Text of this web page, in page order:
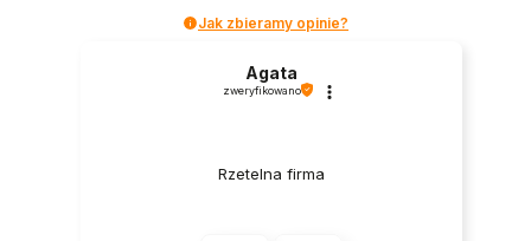
Jak zbieramy opinie?
Agata
zweryfikowano
Rzetelna firma